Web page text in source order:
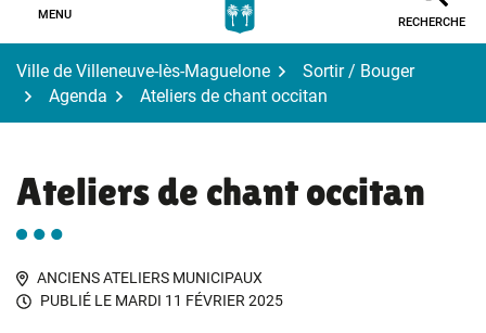
MENU
RECHERCHE
Ville de Villeneuve-lès-Maguelone
Sortir / Bouger
Agenda
Ateliers de chant occitan
Ateliers de chant occitan
ANCIENS ATELIERS MUNICIPAUX
PUBLIÉ LE MARDI 11 FÉVRIER 2025